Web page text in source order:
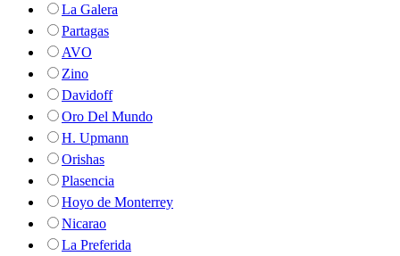
La Galera
Partagas
AVO
Zino
Davidoff
Oro Del Mundo
H. Upmann
Orishas
Plasencia
Hoyo de Monterrey
Nicarao
La Preferida